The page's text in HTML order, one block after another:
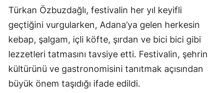
Türkan Özbuzdağlı, festivalin her yıl keyifli
geçtiğini vurgularken, Adana’ya gelen herkesin
kebap, şalgam, içli köfte, şırdan ve bici bici gibi
lezzetleri tatmasını tavsiye etti. Festivalin, şehrin
kültürünü ve gastronomisini tanıtmak açısından
büyük önem taşıdığı ifade edildi.